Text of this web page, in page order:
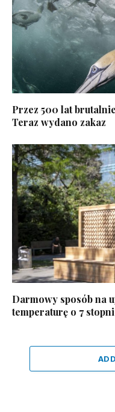
Przez 500 lat
Teraz wydano zakaz
Darmowy sposób na
temperaturę o 7 stopni